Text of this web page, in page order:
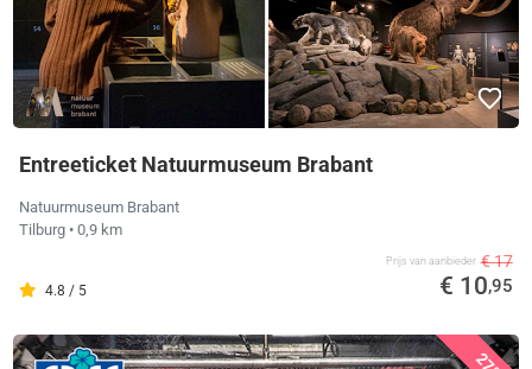
Entreeticket Natuurmuseum Brabant
Natuurmuseum Brabant
Tilburg • 0,9 km
4.8 / 5
Prijs van aanbieder € 17
€ 10,95